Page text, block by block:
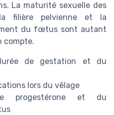
La maturité sexuelle des
filière pelvienne et la
du fœtus sont autant
compte.
de gestation et du
lors du vêlage
progestérone et du